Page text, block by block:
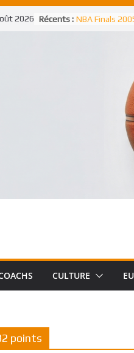
2026 Récents : NBA Finals
NBA Finals
Shai
match à plus
canadien
Pau Gasol
premier
Rudy Gobert,
meilleur
CULTURE
points